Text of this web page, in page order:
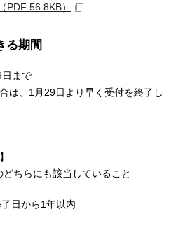
PDF 56.8KB）
る期間
まで
は、1月29日より早く受付を終了し
ちらにも該当していること
日から1年以内